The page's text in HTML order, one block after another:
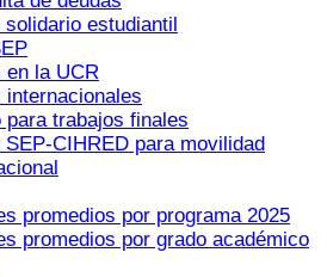
solidario estudiantil
en la UCR
internacionales
para trabajos finales
SEP-CIHRED para movilidad
promedios por programa 2025
promedios por grado académico